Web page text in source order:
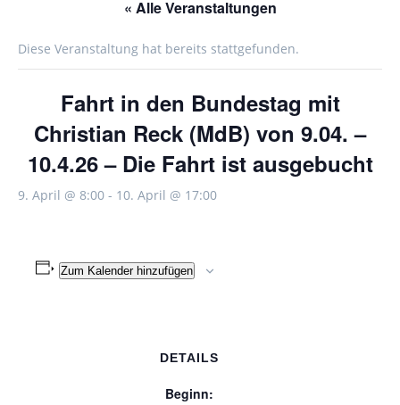
« Alle Veranstaltungen
Diese Veranstaltung hat bereits stattgefunden.
Fahrt in den Bundestag mit
Christian Reck (MdB) von 9.04. –
10.4.26 – Die Fahrt ist ausgebucht
9. April @ 8:00 - 10. April @ 17:00
Zum Kalender hinzufügen
DETAILS
Beginn: